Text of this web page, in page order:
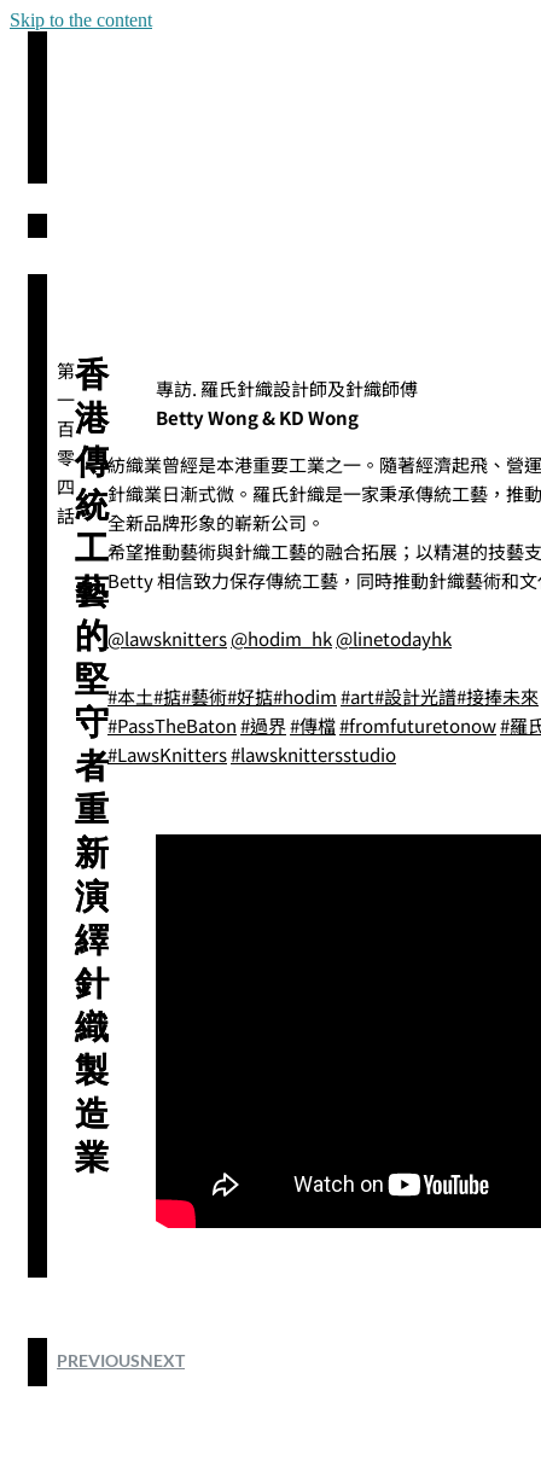
Skip to the content
第
一
百
零
四
話
香
港
傳
統
工
藝
的
堅
守
者
重
新
演
繹
針
織
製
造
業
專訪. 羅氏針織設計師及針織師傅
Betty Wong & KD Wong
紡織業曾經是本港重要工業之一。隨著經濟起飛、營
針織業日漸式微。羅氏針織是一家秉承傳統工藝，推
全新品牌形象的嶄新公司。
希望推動藝術與針織工藝的融合拓展；以精湛的技藝
Betty 相信致力保存傳統工藝，同時推動針織藝術和
@lawsknitters@hodim_hk@linetodayhk
#本土#掂#藝術#好掂#hodim#art#設計光譜#接捧未來
#PassTheBaton#過界#傳檔#fromfuturetonow#羅
#LawsKnitters#lawsknittersstudio
PREVIOUSNEXT